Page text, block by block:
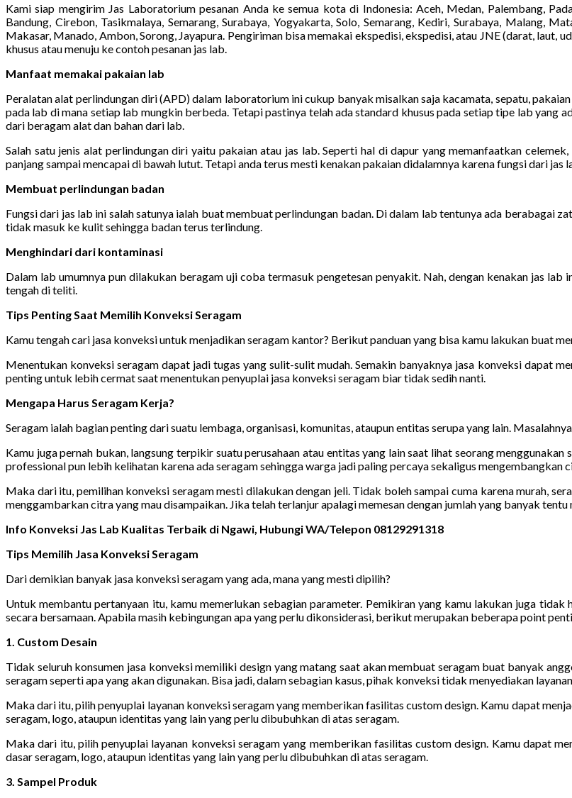
Kami siap mengirim Jas Laboratorium pesanan Anda ke semua kota di Indonesia: Aceh, Medan, Palembang,
Bandung, Cirebon, Tasikmalaya, Semarang, Surabaya, Yogyakarta, Solo, Semarang, Kediri, Surabaya, Malang,
Makasar, Manado, Ambon, Sorong, Jayapura. Pengiriman bisa memakai ekspedisi, ekspedisi, atau JNE (darat, laut,
khusus atau menuju ke contoh pesanan jas lab.
Manfaat memakai pakaian lab
Peralatan alat perlindungan diri (APD) dalam laboratorium ini cukup banyak misalkan saja kacamata, sepatu,
pada lab di mana setiap lab mungkin berbeda. Tetapi pastinya telah ada standard khusus pada setiap tipe lab yang
dari beragam alat dan bahan dari lab.
Salah satu jenis alat perlindungan diri yaitu pakaian atau jas lab. Seperti hal di dapur yang memanfaatkan
panjang sampai mencapai di bawah lutut. Tetapi anda terus mesti kenakan pakaian didalamnya karena fungsi dari
Membuat perlindungan badan
Fungsi dari jas lab ini salah satunya ialah buat membuat perlindungan badan. Di dalam lab tentunya ada berabagai
tidak masuk ke kulit sehingga badan terus terlindung.
Menghindari dari kontaminasi
Dalam lab umumnya pun dilakukan beragam uji coba termasuk pengetesan penyakit. Nah, dengan kenakan jas
tengah di teliti.
Tips Penting Saat Memilih Konveksi Seragam
Kamu tengah cari jasa konveksi untuk menjadikan seragam kantor? Berikut panduan yang bisa kamu lakukan buat
Menentukan konveksi seragam dapat jadi tugas yang sulit-sulit mudah. Semakin banyaknya jasa konveksi dapat
penting untuk lebih cermat saat menentukan penyuplai jasa konveksi seragam biar tidak sedih nanti.
Mengapa Harus Seragam Kerja?
Seragam ialah bagian penting dari suatu lembaga, organisasi, komunitas, ataupun entitas serupa yang lain.
Kamu juga pernah bukan, langsung terpikir suatu perusahaan atau entitas yang lain saat lihat seorang
professional pun lebih kelihatan karena ada seragam sehingga warga jadi paling percaya sekaligus mengembangkan
Maka dari itu, pemilihan konveksi seragam mesti dilakukan dengan jeli. Tidak boleh sampai cuma karena murah,
menggambarkan citra yang mau disampaikan. Jika telah terlanjur apalagi memesan dengan jumlah yang banyak
Info Konveksi Jas Lab Kualitas Terbaik di Ngawi, Hubungi WA/Telepon 08129291318
Tips Memilih Jasa Konveksi Seragam
Dari demikian banyak jasa konveksi seragam yang ada, mana yang mesti dipilih?
Untuk membantu pertanyaan itu, kamu memerlukan sebagian parameter. Pemikiran yang kamu lakukan juga
secara bersamaan. Apabila masih kebingungan apa yang perlu dikonsiderasi, berikut merupakan beberapa point
1. Custom Desain
Tidak seluruh konsumen jasa konveksi memiliki design yang matang saat akan membuat seragam buat banyak
seragam seperti apa yang akan digunakan. Bisa jadi, dalam sebagian kasus, pihak konveksi tidak menyediakan
Maka dari itu, pilih penyuplai layanan konveksi seragam yang memberikan fasilitas custom design. Kamu dapat
seragam, logo, ataupun identitas yang lain yang perlu dibubuhkan di atas seragam.
Maka dari itu, pilih penyuplai layanan konveksi seragam yang memberikan fasilitas custom design. Kamu dapat
dasar seragam, logo, ataupun identitas yang lain yang perlu dibubuhkan di atas seragam.
3. Sampel Produk